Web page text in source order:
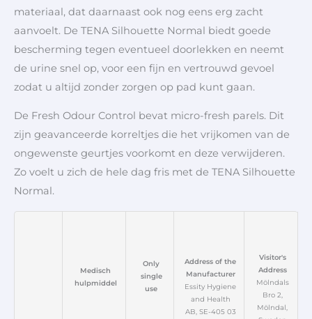
materiaal, dat daarnaast ook nog eens erg zacht
aanvoelt. De TENA Silhouette Normal biedt goede
bescherming tegen eventueel doorlekken en neemt
de urine snel op, voor een fijn en vertrouwd gevoel
zodat u altijd zonder zorgen op pad kunt gaan.
De Fresh Odour Control bevat micro-fresh parels. Dit
zijn geavanceerde korreltjes die het vrijkomen van de
ongewenste geurtjes voorkomt en deze verwijderen.
Zo voelt u zich de hele dag fris met de TENA Silhouette
Normal.
Medisch
hulpmiddel
Only
single
use
Address of the
Manufacturer
Essity Hygiene
and Health
AB, SE-405 03
Visitor's
Address
Mölndals
Bro 2,
Mölndal,